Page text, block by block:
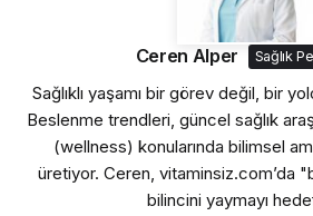
Ceren Alper Sağlık
Sağlıklı yaşamı bir görev değil, bir
Beslenme trendleri, güncel sağlık
(wellness) konularında bilimsel
üretiyor. Ceren, vitaminsiz.com’da
bilincini yaymayı